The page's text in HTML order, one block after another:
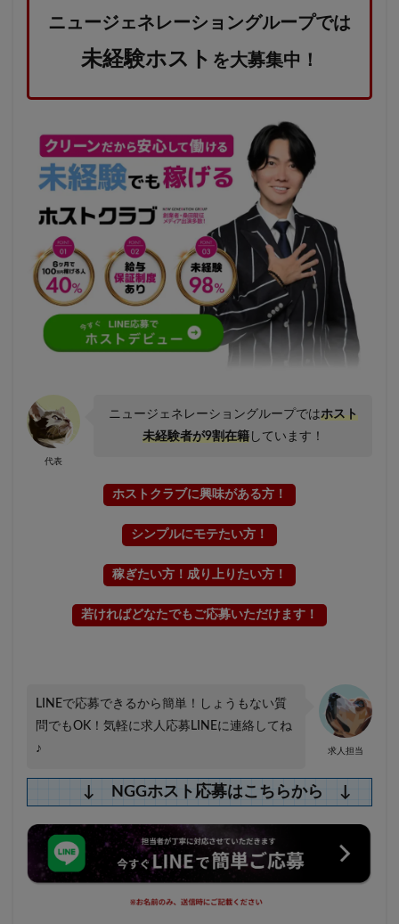
ニュージェネレーショングループでは
未経験ホスト を大募集中！
代表
ニュージェネレーショングループではホスト
未経験者が9割在籍しています！
ホストクラブに興味がある方！
シンプルにモテたい方！
稼ぎたい方！成り上りたい方！
若ければどなたでもご応募いただけます！
求人担当
LINEで応募できるから簡単！しょうもない質
問でもOK！気軽に求人応募LINEに連絡してね
♪
↓ NGGホスト応募はこちらから ↓